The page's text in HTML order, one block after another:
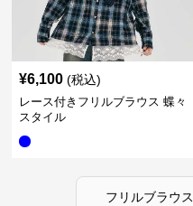
¥6,100 (税込)
レース付きフリルブラウス 蝶々
スタイル
フリルブラウス